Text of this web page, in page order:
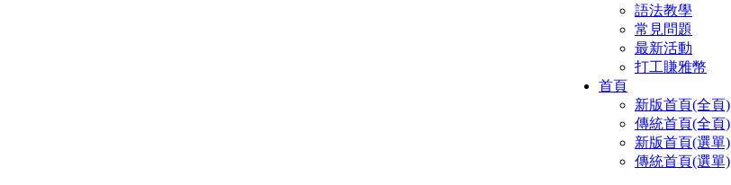
語法教學
常見問題
最新活動
打工賺雅幣
首頁
新版首頁(全頁)
傳統首頁(全頁)
新版首頁(選單)
傳統首頁(選單)